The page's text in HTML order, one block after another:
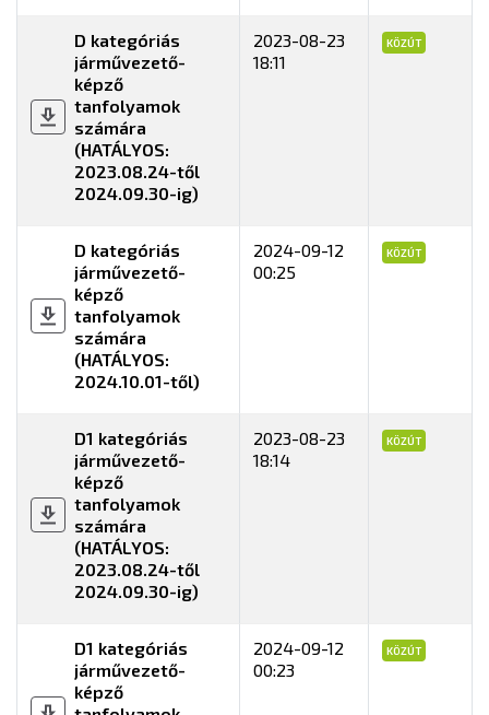
D kategóriás
járművezető-
képző
tanfolyamok
számára
(HATÁLYOS:
2023.08.24-től
2024.09.30-ig)
2023-08-23
18:11
KÖZÚT
D kategóriás
járművezető-
képző
tanfolyamok
számára
(HATÁLYOS:
2024.10.01-től)
2024-09-12
00:25
KÖZÚT
D1 kategóriás
járművezető-
képző
tanfolyamok
számára
(HATÁLYOS:
2023.08.24-től
2024.09.30-ig)
2023-08-23
18:14
KÖZÚT
D1 kategóriás
járművezető-
képző
2024-09-12
00:23
KÖZÚT